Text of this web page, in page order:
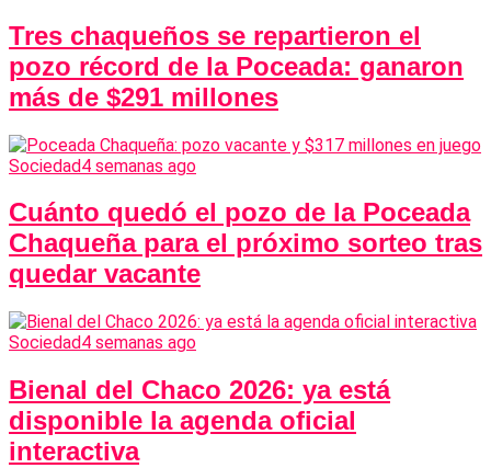
Tres chaqueños se repartieron el
pozo récord de la Poceada: ganaron
más de $291 millones
Sociedad4 semanas ago
Cuánto quedó el pozo de la Poceada
Chaqueña para el próximo sorteo tras
quedar vacante
Sociedad4 semanas ago
Bienal del Chaco 2026: ya está
disponible la agenda oficial
interactiva